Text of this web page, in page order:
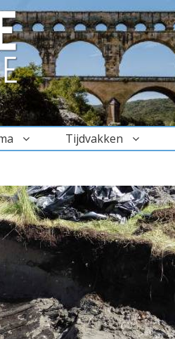
Tijdvakken